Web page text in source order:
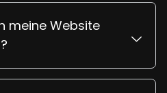
meine Website